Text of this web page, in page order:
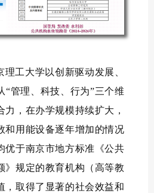
理工大学以创新驱动发展、
“管理、科技、行为”三个维
力，在办学规模持续扩大，
和用能设备逐年增加的情况
优于南京市地方标准《公共
》规定的教育机构（高等教
，取得了显著的社会效益和